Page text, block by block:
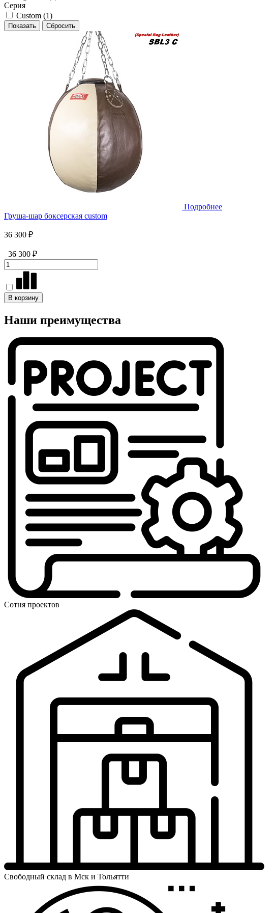
Серия
Custom (1)
Подробнее
Груша-шар боксерская сustom
36 300 ₽
36 300 ₽
В корзину
Наши преимущества
Сотня проектов
Свободный склад в Мск и Тольятти